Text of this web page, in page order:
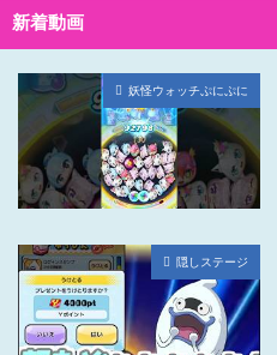
新着動画
妖怪ウォッチぷにぷに
隠しステージ